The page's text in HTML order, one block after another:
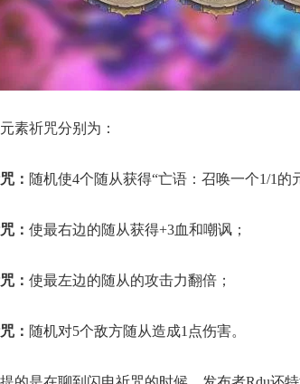
素祈咒分别为：
： 随机使4个随从获得“亡语：召唤一个1/1的
： 使最右边的随从获得+3血和嘲讽；
： 使最左边的随从的攻击力翻倍；
： 随机对5个敌方随从造成1点伤害。